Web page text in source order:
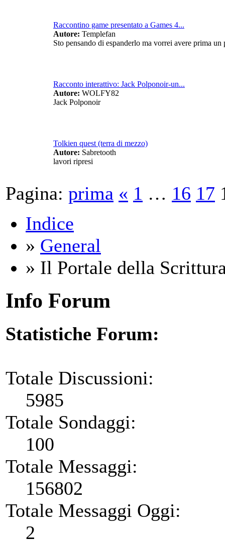
Raccontino game presentato a Games 4...
Autore: Templefan
Sto pensando di espanderlo ma vorrei avere prima un
Racconto interattivo: Jack Polponoir-un...
Autore: WOLFY82
Jack Polponoir
Tolkien quest (terra di mezzo)
Autore: Sabretooth
lavori ripresi
Pagina: prima « 1 … 16 17
Indice
» General
» Il Portale della
Info Forum
Statistiche Forum:
Totale Discussioni:
5985
Totale Sondaggi:
100
Totale Messaggi:
156802
Totale Messaggi Oggi:
2